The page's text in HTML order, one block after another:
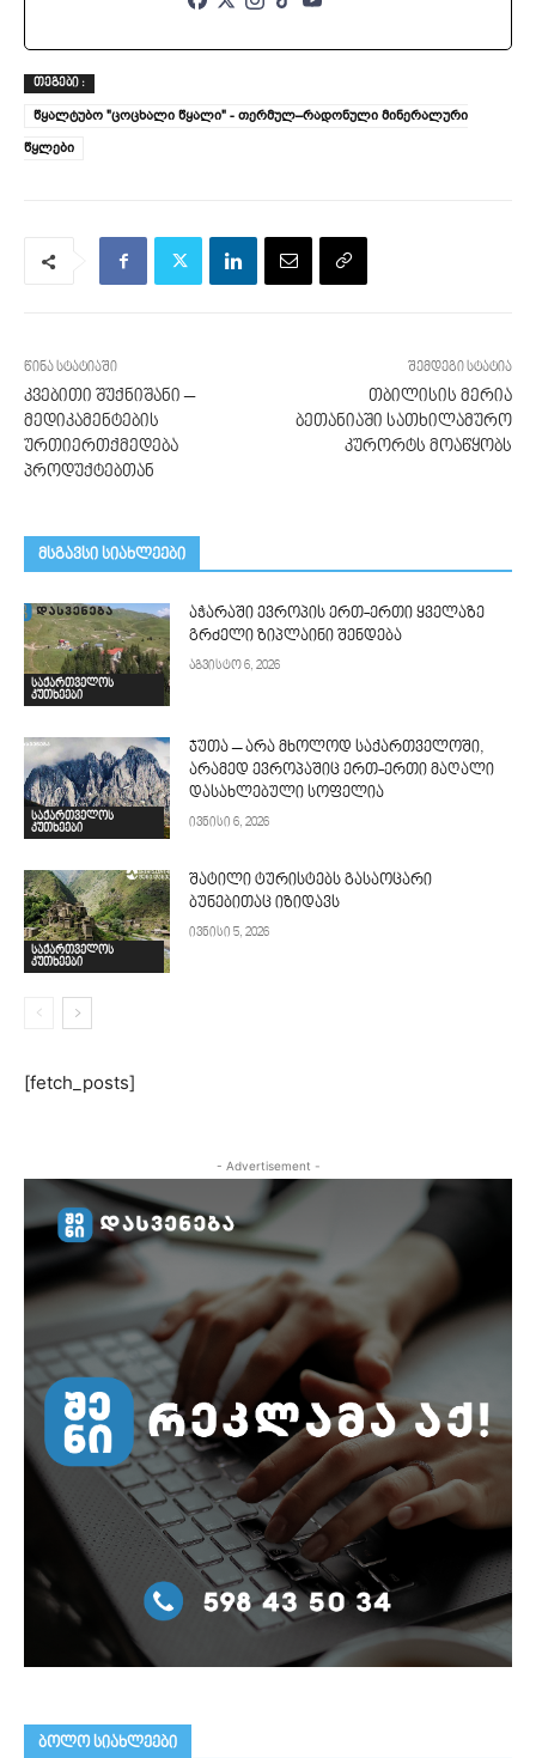
ᲗᲔᲒᲔᲑᲘ :
წყალტუბო "ცოცხალი წყალი" - თერმულ–რადონული მინერალური
წყლები
წინა სტატიაში
კვებითი შუქნიშანი –
მედიკამენტების
ურთიერთქმედება
პროდუქტებთან
შემდეგი სტატია
თბილისის მერია
ბეთანიაში სათხილამურო
კურორტს მოაწყობს
მსგავსი სიახლეები
საქართველოს
კუთხეები
აჭარაში ევროპის ერთ-ერთი ყველაზე
გრძელი ზიპლაინი შენდება
აგვისტო 6, 2026
საქართველოს
კუთხეები
ჯუთა – არა მხოლოდ საქართველოში,
არამედ ევროპაშიც ერთ-ერთი მაღალი
დასახლებული სოფელია
ივნისი 6, 2026
საქართველოს
კუთხეები
შატილი ტურისტებს გასაოცარი
ბუნებითაც იზიდავს
ივნისი 5, 2026
[fetch_posts]
- Advertisement -
ᲑᲝᲚᲝ ᲡᲘᲐᲮᲚᲔᲔᲑᲘ